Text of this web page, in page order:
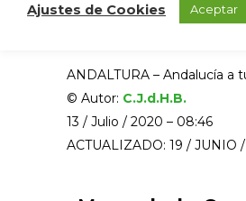
Andalucía
ANDALTURA – Andalucía a
© Autor: C.J.d.H.B.
13 / Julio / 2020 – 08:46
ACTUALIZADO: 19 / JUNIO
Ajustes de Cookies Aceptar